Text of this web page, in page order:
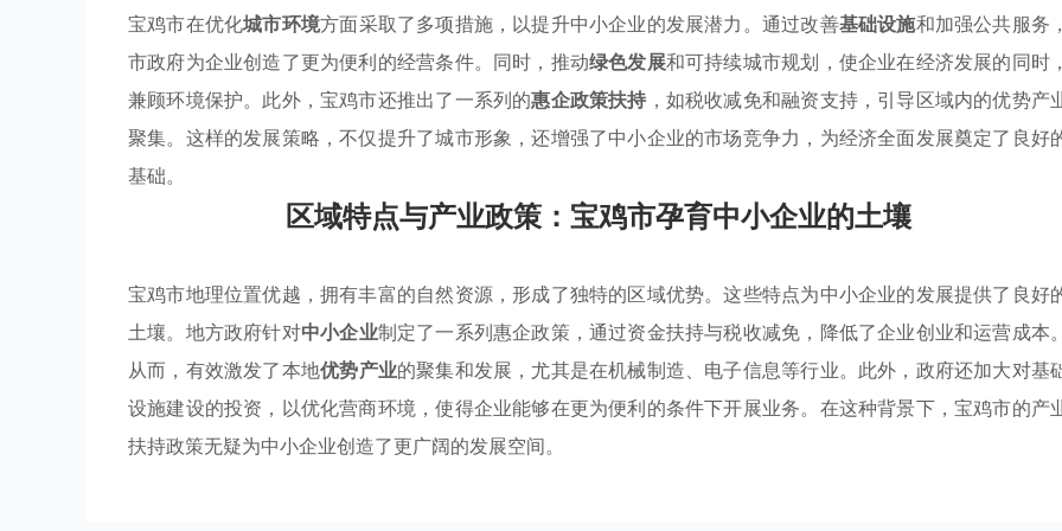
宝鸡市在优化城市环境方面采取了多项措施，以提升中小企业的发展潜力。通过改善基础设施和加强公共服务，
市政府为企业创造了更为便利的经营条件。同时，推动绿色发展和可持续城市规划，使企业在经济发展的同时，
兼顾环境保护。此外，宝鸡市还推出了一系列的惠企政策扶持 ，如税收减免和融资支持，引导区域内的优势产
聚集。这样的发展策略，不仅提升了城市形象，还增强了中小企业的市场竞争力，为经济全面发展奠定了良好
基础。
区域特点与产业政策：宝鸡市孕育中小企业的土壤
宝鸡市地理位置优越，拥有丰富的自然资源，形成了独特的区域优势。这些特点为中小企业的发展提供了良好
土壤。地方政府针对中小企业制定了一系列惠企政策，通过资金扶持与税收减免，降低了企业创业和运营成本。
从而，有效激发了本地优势产业的聚集和发展，尤其是在机械制造、电子信息等行业。此外，政府还加大对基
设施建设的投资，以优化营商环境，使得企业能够在更为便利的条件下开展业务。在这种背景下，宝鸡市的产
扶持政策无疑为中小企业创造了更广阔的发展空间。